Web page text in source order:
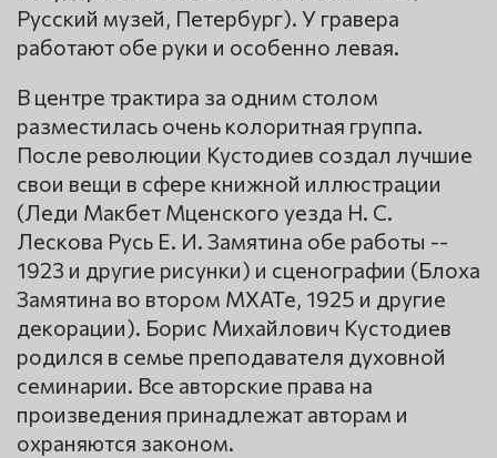
Русский музей, Петербург). У гравера
работают обе руки и особенно левая.
В центре трактира за одним столом
разместилась очень колоритная группа.
После революции Кустодиев создал лучшие
свои вещи в сфере книжной иллюстрации
(Леди Макбет Мценского уезда Н. С.
Лескова Русь Е. И. Замятина обе работы --
1923 и другие рисунки) и сценографии (Блоха
Замятина во втором МХАТе, 1925 и другие
декорации). Борис Михайлович Кустодиев
родился в семье преподавателя духовной
семинарии. Все авторские права на
произведения принадлежат авторам и
охраняются законом.